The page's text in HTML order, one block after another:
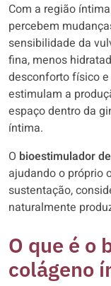
Com a região
percebem
sensibilidade da
fina, menos
desconforto físico
estimulam a
espaço dentro da
íntima.
O bioestimulador
ajudando o próprio
sustentação,
naturalmente
O que é o
colágeno